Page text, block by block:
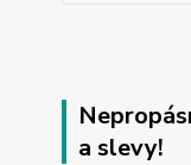
a slevy!